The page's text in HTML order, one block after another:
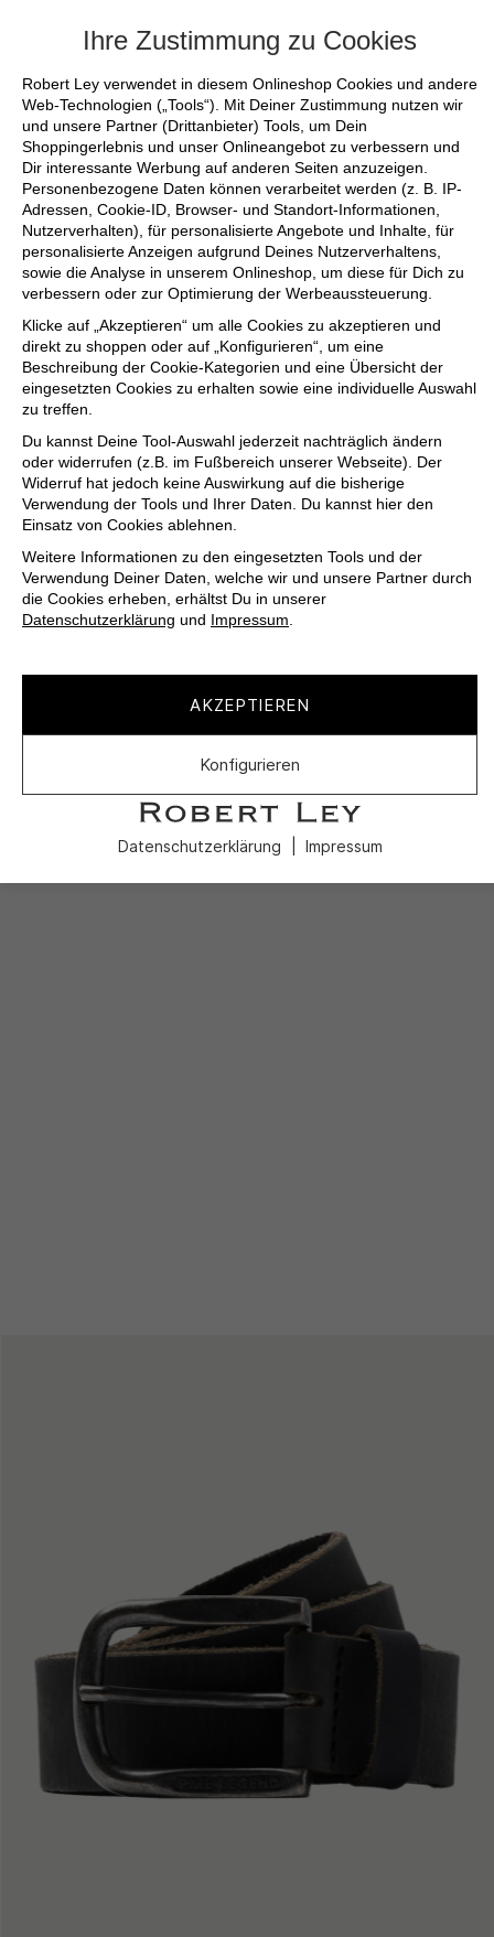
Ihre Zustimmung zu Cookies
Robert Ley verwendet in diesem Onlineshop Cookies und andere
Web-Technologien („Tools“). Mit Deiner Zustimmung nutzen wir
und unsere Partner (Drittanbieter) Tools, um Dein
Shoppingerlebnis und unser Onlineangebot zu verbessern und
Dir interessante Werbung auf anderen Seiten anzuzeigen.
Personenbezogene Daten können verarbeitet werden (z. B. IP-
Adressen, Cookie-ID, Browser- und Standort-Informationen,
Nutzerverhalten), für personalisierte Angebote und Inhalte, für
personalisierte Anzeigen aufgrund Deines Nutzerverhaltens,
sowie die Analyse in unserem Onlineshop, um diese für Dich zu
verbessern oder zur Optimierung der Werbeaussteuerung.
Klicke auf „Akzeptieren“ um alle Cookies zu akzeptieren und
direkt zu shoppen oder auf „Konfigurieren“, um eine
Beschreibung der Cookie-Kategorien und eine Übersicht der
eingesetzten Cookies zu erhalten sowie eine individuelle Auswahl
zu treffen.
Du kannst Deine Tool-Auswahl jederzeit nachträglich ändern
oder widerrufen (z.B. im Fußbereich unserer Webseite). Der
Widerruf hat jedoch keine Auswirkung auf die bisherige
Verwendung der Tools und Ihrer Daten. Du kannst hier den
Einsatz von Cookies ablehnen.
Weitere Informationen zu den eingesetzten Tools und der
Verwendung Deiner Daten, welche wir und unsere Partner durch
die Cookies erheben, erhältst Du in unserer
Datenschutzerklärung und Impressum.
AKZEPTIEREN
Konfigurieren
Datenschutzerklärung Impressum